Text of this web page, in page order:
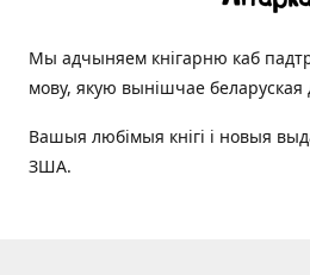
Мы адчыняем кнігарню каб
мову, якую вынішчае беларуская
Вашыя любімыя кнігі і новыя
ЗША.